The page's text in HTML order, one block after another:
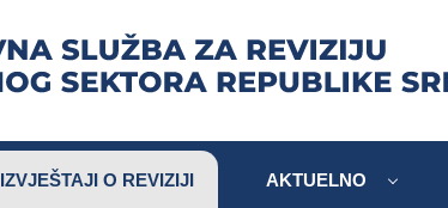
IZVJEŠTAJI O REVIZIJI AKTUELNO